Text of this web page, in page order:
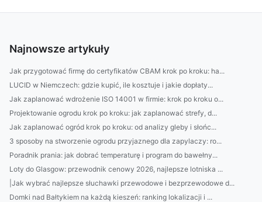
Najnowsze artykuły
Jak przygotować firmę do certyfikatów CBAM krok po kroku: ha...
LUCID w Niemczech: gdzie kupić, ile kosztuje i jakie dopłaty...
Jak zaplanować wdrożenie ISO 14001 w firmie: krok po kroku o...
Projektowanie ogrodu krok po kroku: jak zaplanować strefy, d...
Jak zaplanować ogród krok po kroku: od analizy gleby i słońc...
3 sposoby na stworzenie ogrodu przyjaznego dla zapylaczy: ro...
Poradnik prania: jak dobrać temperaturę i program do bawełny...
Loty do Glasgow: przewodnik cenowy 2026, najlepsze lotniska ...
|Jak wybrać najlepsze słuchawki przewodowe i bezprzewodowe d...
Domki nad Bałtykiem na każdą kieszeń: ranking lokalizacji i ...